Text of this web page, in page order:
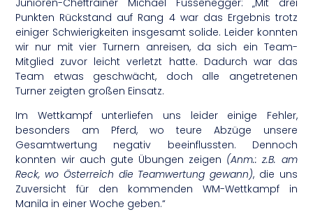
Punkten Rückstand auf Rang 4 war das Ergebnis trotz
einiger Schwierigkeiten insgesamt solide. Leider konnten
wir nur mit vier Turnern anreisen, da sich ein Team-
Mitglied zuvor leicht verletzt hatte. Dadurch war das
Team etwas geschwächt, doch alle angetretenen
Turner zeigten großen Einsatz.
Im Wettkampf unterliefen uns leider einige Fehler,
besonders am Pferd, wo teure Abzüge unsere
Gesamtwertung negativ beeinflussten. Dennoch
konnten wir auch gute Übungen zeigen (Anm.: z.B. am
Reck, wo Österreich die Teamwertung gewann), die uns
Zuversicht für den kommenden WM-Wettkampf in
Manila in einer Woche geben.“